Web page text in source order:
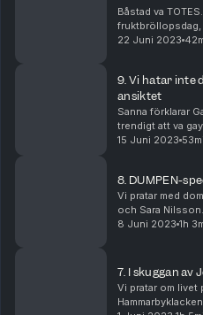
Båstad va
fruktbröllopsdag,
hade Dan
22 Juni 2023
9. Vi hatar inte
ansiktet
Sanna förklarar
trendigt att va
connecting fee
15 Juni 2023
8. DUMPEN-
Vi pratar med
och Sara
försöker förgripa
8 Juni 2023 1h
7. I skuggan av
Vi pratar om livet